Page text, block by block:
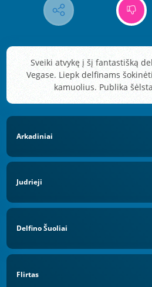
Sveiki atvykę į šį fantastišką
Vegase. Liepk delfinams
kamuolius. Publika
Arkadiniai
Judrieji
Delfino Šuoliai
Flirtas